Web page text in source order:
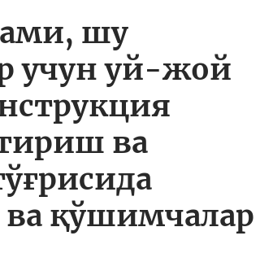
шу
учун уй-жой
ва
қўшимчалар